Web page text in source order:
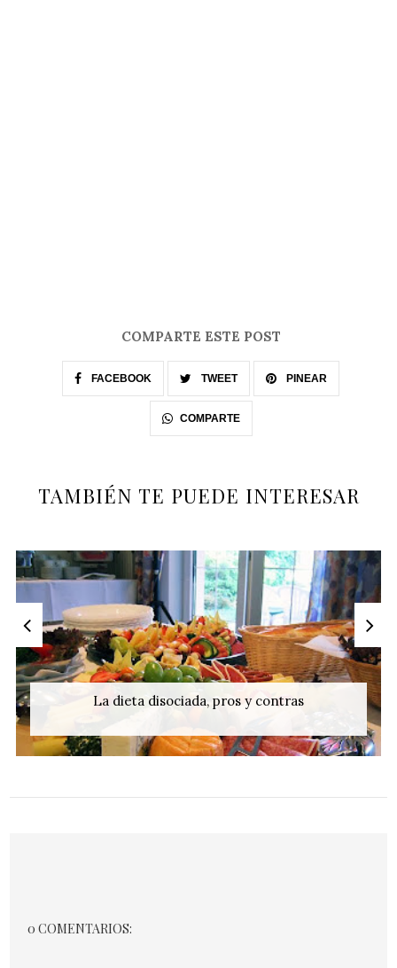
COMPARTE ESTE POST
FACEBOOK TWEET PINEAR
COMPARTE
TAMBIÉN TE PUEDE INTERESAR
La dieta disociada, pros y contras
0 COMENTARIOS: